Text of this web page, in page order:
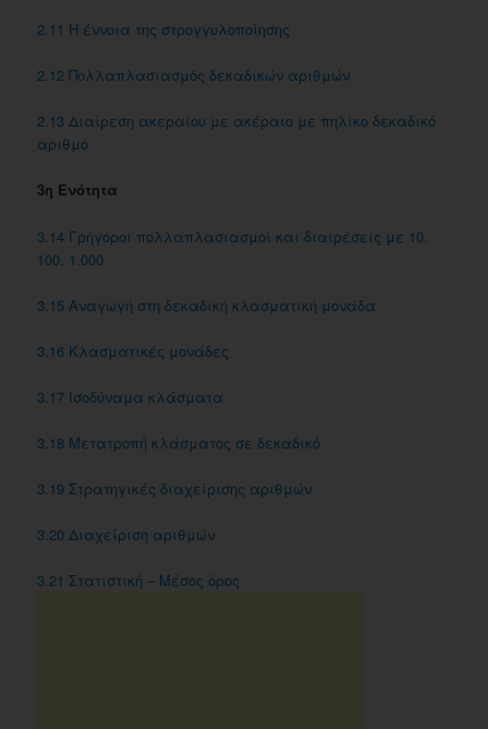
2.11 Η έννοια της στρογγυλοποίησης
2.12 Πολλαπλασιασμός δεκαδικών αριθμών
2.13 Διαίρεση ακεραίου με ακέραιο με πηλίκο δεκαδικό
αριθμό
3η Ενότητα
3.14 Γρήγοροι πολλαπλασιασμοί και διαιρέσεις με 10,
100, 1.000
3.15 Αναγωγή στη δεκαδική κλασματική μονάδα
3.16 Κλασματικές μονάδες
3.17 Iσοδύναμα κλάσματα
3.18 Μετατροπή κλάσματος σε δεκαδικό
3.19 Στρατηγικές διαχείρισης αριθμών
3.20 Διαχείριση αριθμών
3.21 Στατιστική – Μέσος όρος